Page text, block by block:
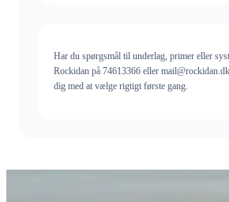
Har du spørgsmål til underlag, primer eller
Rockidan på 74613366 eller
dig med at vælge rigtigt første gang.